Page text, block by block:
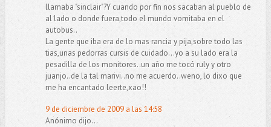
llamaba "sinclair"?Y cuando por fin nos sacaban al pueblo de
al lado o donde fuera,todo el mundo vomitaba en el
autobus..
La gente que iba era de lo mas rancia y pija,sobre todo las
tias,unas pedorras cursis de cuidado...yo a su lado era la
pesadilla de los monitores..un año me tocó ruly y otro
juanjo..de la tal marivi..no me acuerdo..weno, lo dixo que
me ha encantado leerte,xao!!
9 de diciembre de 2009 a las 14:58
Anónimo dijo...